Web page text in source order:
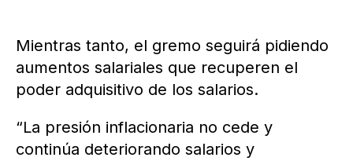
Mientras tanto, el gremo seguirá pidiendo
aumentos salariales que recuperen el
poder adquisitivo de los salarios.
“La presión inflacionaria no cede y
continúa deteriorando salarios y